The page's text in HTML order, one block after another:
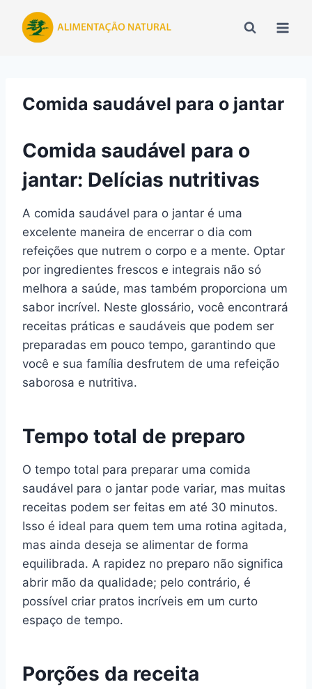
para
Comida saudável para o jantar
Comida saudável para o
jantar: Delícias nutritivas
A comida saudável para o jantar é uma
excelente maneira de encerrar o dia com
refeições que nutrem o corpo e a mente. Optar
por ingredientes frescos e integrais não só
melhora a saúde, mas também proporciona um
sabor incrível. Neste glossário, você encontrará
receitas práticas e saudáveis que podem ser
preparadas em pouco tempo, garantindo que
você e sua família desfrutem de uma refeição
saborosa e nutritiva.
Tempo total de preparo
O tempo total para preparar uma comida
saudável para o jantar pode variar, mas muitas
receitas podem ser feitas em até 30 minutos.
Isso é ideal para quem tem uma rotina agitada,
mas ainda deseja se alimentar de forma
equilibrada. A rapidez no preparo não significa
abrir mão da qualidade; pelo contrário, é
possível criar pratos incríveis em um curto
espaço de tempo.
Porções da receita